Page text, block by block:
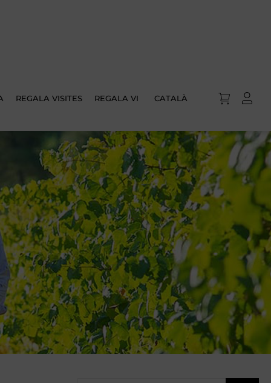
REGALA VISITES REGALA VI CATALÀ